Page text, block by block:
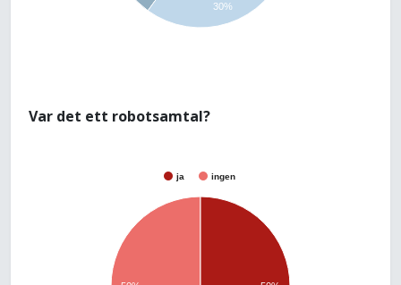
30%
Var det ett robotsamtal?
ja ingen